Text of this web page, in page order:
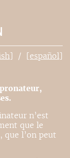
[español]
n’est
que le
l’on peut